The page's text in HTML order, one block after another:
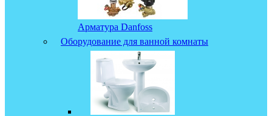
Арматура Danfoss
Оборудование для ванной комнаты